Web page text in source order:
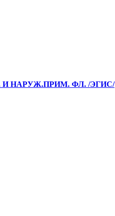
И НАРУЖ.ПРИМ. ФЛ. /ЭГИС/